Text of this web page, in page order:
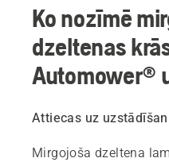
Ko nozīmē
dzeltenas
Automower®
Attiecas uz
Mirgojoša dzeltena